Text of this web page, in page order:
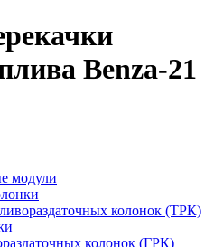
Benza-21
модули
колонок (ТРК)
колонок (ГРК)